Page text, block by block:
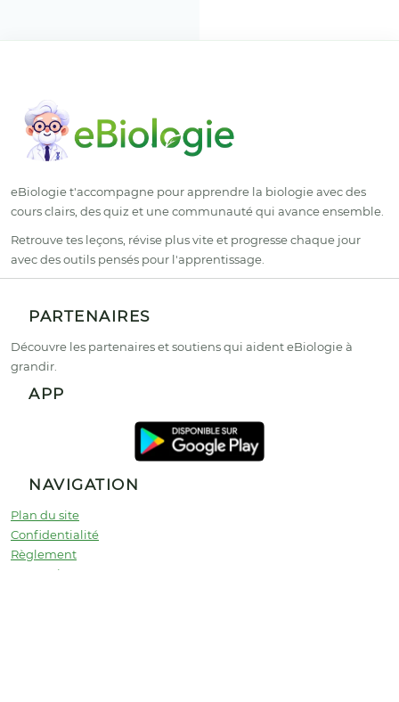
eBiologie t'accompagne pour apprendre la biologie avec des
cours clairs, des quiz et une communauté qui avance ensemble.
Retrouve tes leçons, révise plus vite et progresse chaque jour
avec des outils pensés pour l'apprentissage.
PARTENAIRES
Découvre les partenaires et soutiens qui aident eBiologie à
grandir.
APP
NAVIGATION
Plan du site
Confidentialité
Règlement
Partenaires